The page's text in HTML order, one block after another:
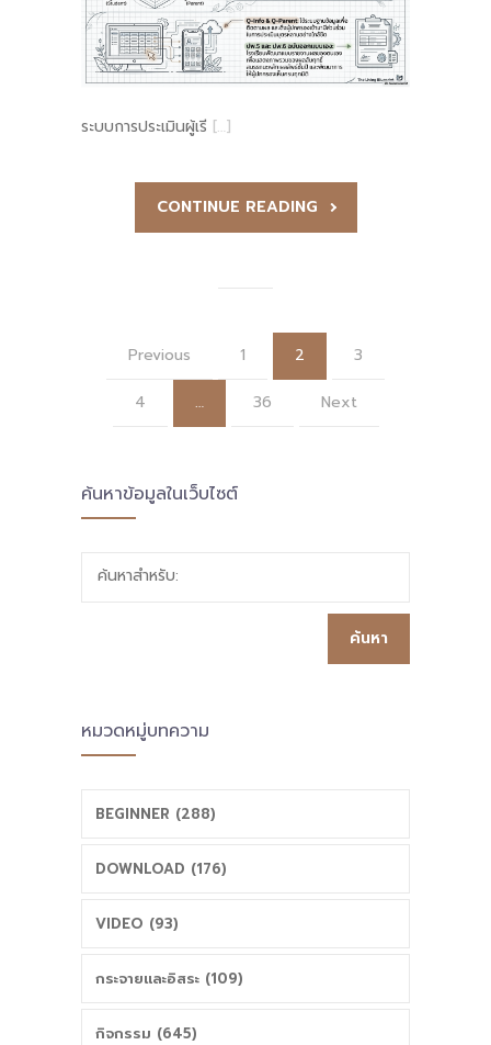
ระบบการประเมินผู้เรี […]
CONTINUE READING
Previous 1 2 3
4 … 36 Next
ค้นหาข้อมูลในเว็บไซต์
ค้นหาสำหรับ:
หมวดหมู่บทความ
BEGINNER (288)
DOWNLOAD (176)
VIDEO (93)
กระจายและอิสระ (109)
กิจกรรม (645)